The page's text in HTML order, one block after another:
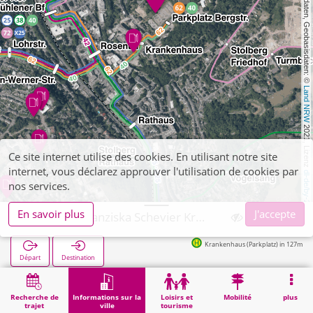
, Kartendaten, Geobasisdaten: ©
Land NRW
2021, Lizenz
dl-de/by-2-0
Recherche de
trajet
Informations sur la
ville
Loisirs et
tourisme
Mobilité plus
Départ Destination
Krankenhaus (Parkplatz) in 127m
Démarrage Informations sur la ville
Stolberg, Franziska Schevier Krankenpflegeschule
Ce site internet utilise des cookies. En utilisant notre site
internet, vous déclarez approuver l'utilisation de cookies par
nos services.
En savoir plus
J'accepte